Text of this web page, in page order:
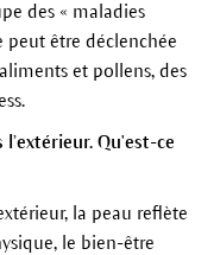
des « maladies
être déclenchée
et pollens, des
Qu'est-ce
la peau reflète
le bien-être